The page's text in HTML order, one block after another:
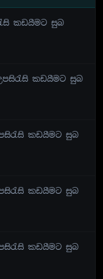
කඩයීමට සුබ
කඩයීමට සුබ
කඩයීමට සුබ
කඩයීමට සුබ
කඩයීමට සුබ